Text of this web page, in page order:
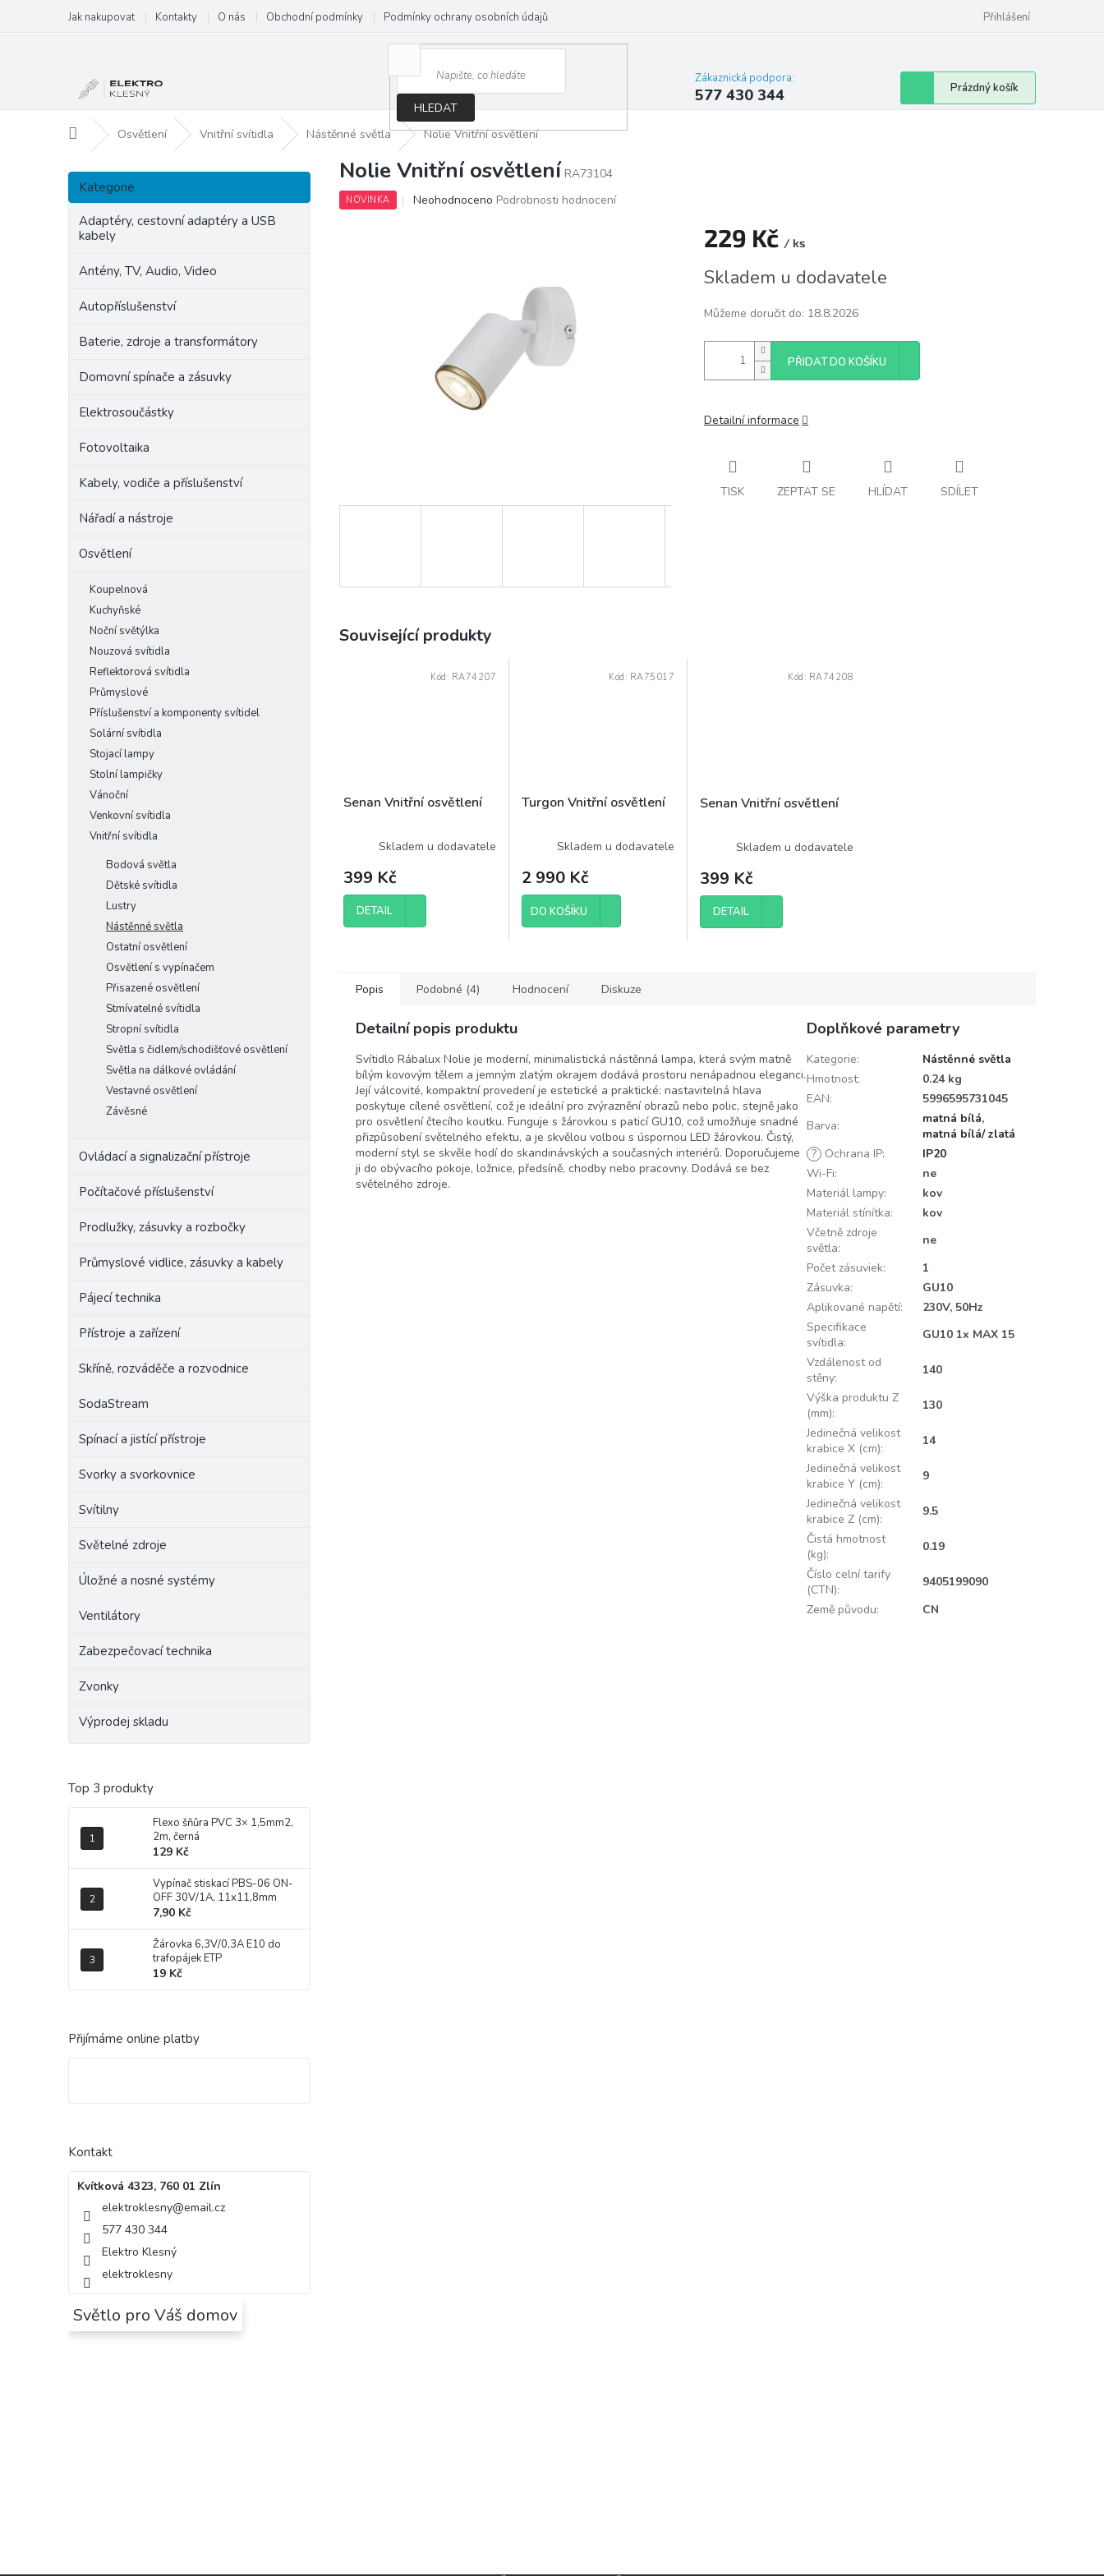
obsah
Jak nakupovat Kontakty O nás Obchodní podmínky Podmínky ochrany osobních údajů Přihlášení
HLEDAT
Zákaznická podpora:
577 430 344
Nákupní
košík
Prázdný košík
Domů Osvětlení Vnitřní svítidla Nástěnné světla Nolie Vnitřní osvětlení
P
s
Přeskočit
kategorie
Kategorie
Adaptéry, cestovní adaptéry a USB
kabely
Antény, TV, Audio, Video
Autopříslušenství
Baterie, zdroje a transformátory
Domovní spínače a zásuvky
Elektrosoučástky
Fotovoltaika
Kabely, vodiče a příslušenství
Nářadí a nástroje
Osvětlení
Koupelnová
Kuchyňské
Noční světýlka
Nouzová svítidla
Reflektorová svítidla
Průmyslové
Příslušenství a komponenty svítidel
Solární svítidla
Stojací lampy
Stolní lampičky
Vánoční
Venkovní svítidla
Vnitřní svítidla
Bodová světla
Dětské svítidla
Lustry
Nástěnné světla
Ostatní osvětlení
Osvětlení s vypínačem
Přisazené osvětlení
Stmívatelné svítidla
Stropní svítidla
Světla s čidlem/schodišťové osvětlení
Světla na dálkové ovládání
Vestavné osvětlení
Závěsné
Ovládací a signalizační přístroje
Počítačové příslušenství
Prodlužky, zásuvky a rozbočky
Průmyslové vidlice, zásuvky a kabely
Pájecí technika
Přístroje a zařízení
Skříně, rozváděče a rozvodnice
SodaStream
Spínací a jistící přístroje
Svorky a svorkovnice
Svítilny
Světelné zdroje
Úložné a nosné systémy
Ventilátory
Zabezpečovací technika
Zvonky
Výprodej skladu
Top 3 produkty
Flexo šňůra PVC 3× 1,5mm2,
2m, černá
129 Kč
Vypínač stiskací PBS-06 ON-
OFF 30V/1A, 11x11,8mm
7,90 Kč
Žárovka 6,3V/0,3A E10 do
trafopájek ETP
19 Kč
Přijímáme online platby
Kontakt
Kvítková 4323, 760 01 Zlín
elektroklesny@email.cz
577 430 344
Elektro Klesný
elektroklesny
Světlo pro Váš domov
Nolie Vnitřní osvětlení RA73104
NOVINKA
Průměrné
Neohodnoceno Podrobnosti hodnocení
229 Kč / ks
cena:
Skladem u dodavatele
Můžeme doručit do: 18.8.2026
PŘIDAT DO KOŠÍKU
Detailní informace
TISK ZEPTAT SE HLÍDAT SDÍLET
Související produkty
Senan Vnitřní osvětlení
Skladem u dodavatele
399 Kč
DETAIL
Kód: RA74207
Turgon Vnitřní osvětlení
Skladem u dodavatele
2 990 Kč
DO KOŠÍKU
Kód: RA75017
Senan Vnitřní osvětlení
Skladem u dodavatele
399 Kč
DETAIL
Kód: RA74208
Popis Podobné (4) Hodnocení Diskuze
Detailní popis produktu
Svítidlo Rábalux Nolie je moderní, minimalistická nástěnná lampa, která svým matně
bílým kovovým tělem a jemným zlatým okrajem dodává prostoru nenápadnou eleganci.
Její válcovité, kompaktní provedení je estetické a praktické: nastavitelná hlava
poskytuje cílené osvětlení, což je ideální pro zvýraznění obrazů nebo polic, stejně jako
pro osvětlení čtecího koutku. Funguje s žárovkou s paticí GU10, což umožňuje snadné
přizpůsobení světelného efektu, a je skvělou volbou s úspornou LED žárovkou. Čistý,
moderní styl se skvěle hodí do skandinávských a současných interiérů. Doporučujeme
ji do obývacího pokoje, ložnice, předsíně, chodby nebo pracovny. Dodává se bez
světelného zdroje.
Doplňkové parametry
Kategorie:
Nástěnné světla
Hmotnost:
0.24 kg
EAN:
5996595731045
Barva: matná bílá,
matná bílá/ zlatá
? Ochrana IP:
IP20
Wi-Fi:
ne
Materiál lampy:
kov
Materiál stínítka:
kov
Včetně zdroje
světla:
ne
Počet zásuviek:
1
Zásuvka:
GU10
Aplikované napětí:
230V, 50Hz
Specifikace
svítidla:
GU10 1x MAX 15
Vzdálenost od
stěny:
140
Výška produktu Z
(mm):
130
Jedinečná velikost
krabice X (cm):
14
Jedinečná velikost
krabice Y (cm):
9
Jedinečná velikost
krabice Z (cm):
9.5
Čistá hmotnost
(kg):
0.19
Číslo celní tarify
(CTN):
9405199090
Země původu: CN